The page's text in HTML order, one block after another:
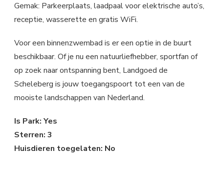
Gemak: Parkeerplaats, laadpaal voor elektrische auto’s,
receptie, wasserette en gratis WiFi.
Voor een binnenzwembad is er een optie in de buurt
beschikbaar. Of je nu een natuurliefhebber, sportfan of
op zoek naar ontspanning bent, Landgoed de
Scheleberg is jouw toegangspoort tot een van de
mooiste landschappen van Nederland.
Is Park: Yes
Sterren: 3
Huisdieren toegelaten: No